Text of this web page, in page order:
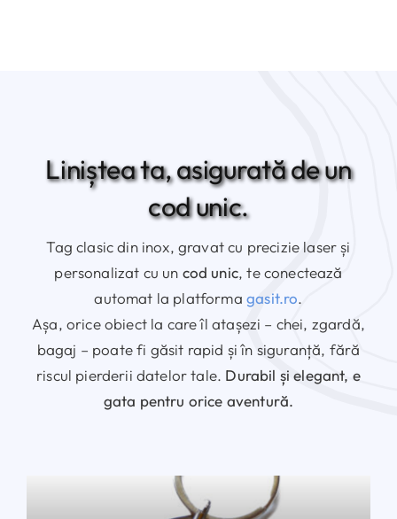
Liniștea ta, asigurată de un
cod unic.
Tag clasic din inox, gravat cu precizie laser și
personalizat cu un cod unic, te conectează
automat la platformagasit.ro.
Așa, orice obiect la care îl atașezi – chei, zgardă,
bagaj – poate fi găsit rapid și în siguranță, fără
riscul pierderii datelor tale. Durabil și elegant, e
gata pentru orice aventură.